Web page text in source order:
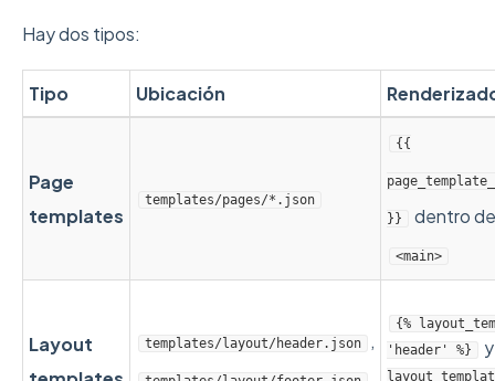
Hay dos tipos:
Tipo Ubicación
Page
templates
templates/pages/*.json
{{
}} dentro de
<main>
Layout
templates/layout/header.json ,
{%
'header' %}